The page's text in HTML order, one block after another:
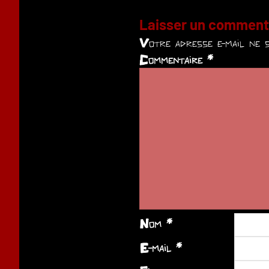
Laisser un
Votre adresse e-mail ne
Commentaire *
Nom *
E-mail *